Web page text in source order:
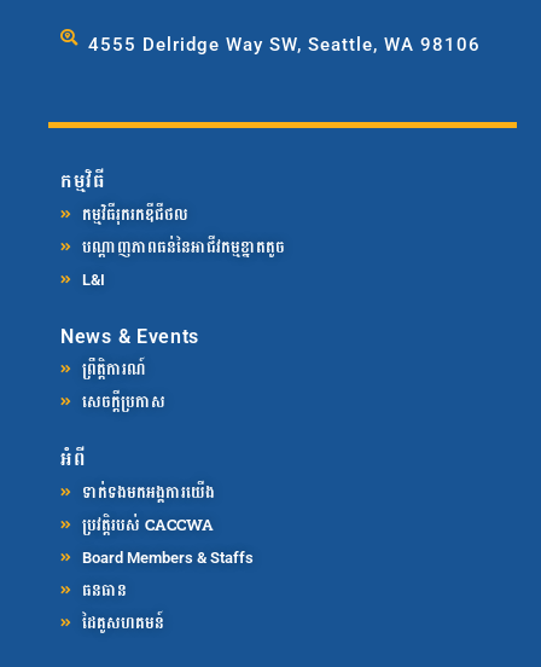
4555 Delridge Way SW, Seattle, WA 98106
កម្មវិធី
កម្មវិធីរុករកឌីជីថល
បណ្តាញភាពធន់នៃអាជីវកម្មខ្នាតតូច
L&I
News & Events
ព្រឹត្តិការណ៍
សេចក្តីប្រកាស
អំពី
ទាក់ទង​មក​អង្គការយើង
ប្រវត្តិរបស់ CACCWA
Board Members & Staffs
ធនធាន
ដៃគូសហគមន៍